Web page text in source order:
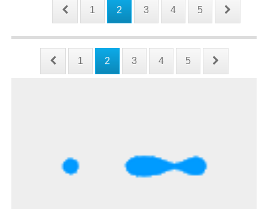
1 2 3 4 5
1 2 3 4 5